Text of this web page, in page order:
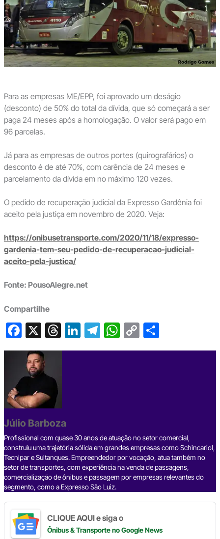
Para as empresas ME/EPP, foi aprovado um deságio
(desconto) de 50% do total da dívida, que só começará a ser
paga 24 meses após a homologação. O valor será pago em
96 parcelas.
Já para as empresas de outros portes (quirografários) o
desconto é de até 70%, com carência de 24 meses e
parcelamento da dívida em no máximo 120 vezes.
O pedido de recuperação judicial da Expresso Gardênia foi
aceito pela justiça em novembro de 2020. Veja:
https://onibusetransporte.com/2020/11/18/expresso-
gardenia-tem-seu-pedido-de-recuperacao-judicial-
aceito-pela-justica/
Fonte: PousoAlegre.net
Compartilhe
F
a
c
e
b
o
o
k
X T
hr
s
Li
n
T
el
W
h
C
o
S
h
Júlio Barboza
Profissional com quase 30 anos de atuação no setor comercial,
construiu uma trajetória sólida em grandes empresas como Schincariol,
Tecnipar e Sultanques. Empreendedor por vocação, atua também no
setor de transportes, com experiência na venda de passagens,
comercialização de ônibus e passagem por empresas relevantes do
segmento, como a Expresso São Luiz.
CLIQUE AQUI e siga o
Ônibus & Transporteno Google News